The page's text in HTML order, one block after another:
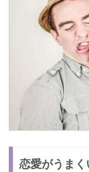
恋愛がうま